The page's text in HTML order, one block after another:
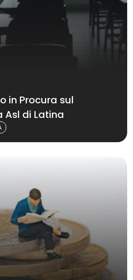
in Procura sul
Asl di Latina